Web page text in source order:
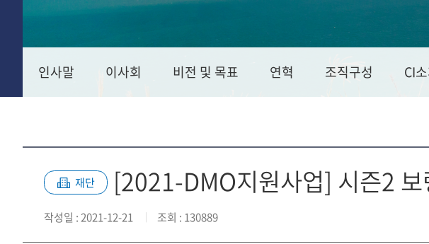
인사말 이사회 비전 및 목표 연혁 조직구성 CI
재단 [2021-DMO지원사업] 시즌2
작성일 : 2021-12-21 조회 : 130889